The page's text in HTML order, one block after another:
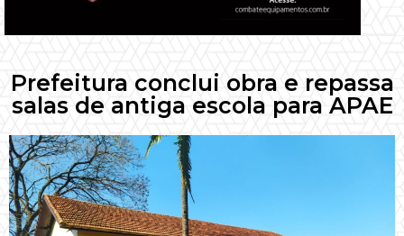
Prefeitura conclui obra e repassa
salas de antiga escola para APAE